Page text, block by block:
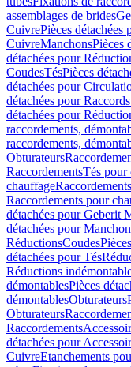
assemblages de brides
CuivrePièces détachées
CuivreManchonsPièces
détachées pour
CoudesTésPièces
détachées pour
détachées pour
détachées pour
raccordements,
raccordements,
Obturateurs
RaccordementsTés pour
chauffage
Raccordements pour
détachées pour Geberit
détachées pour
RéductionsCoudes
détachées pour Tés
Réductions
démontablesPièces
démontablesObturateurs
Obturateurs
Raccordements
détachées pour
CuivreEtanchements